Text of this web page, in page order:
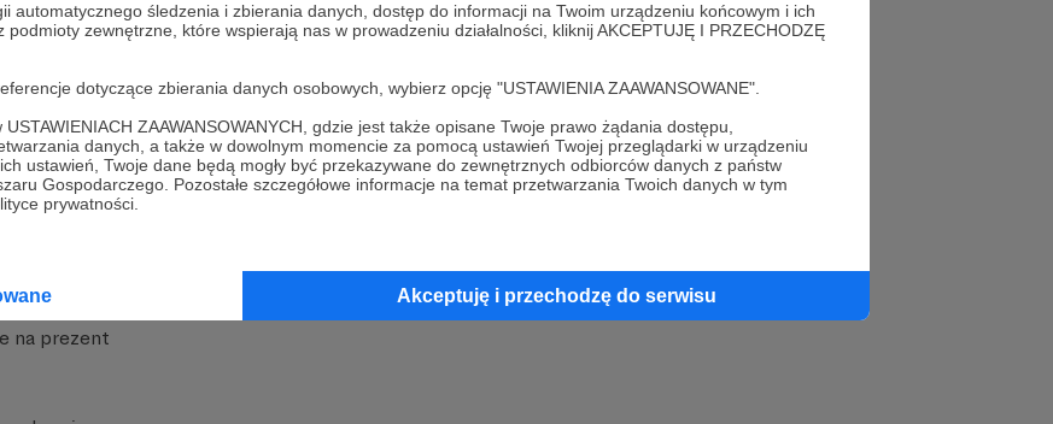
automatycznego śledzenia i zbierania danych, dostęp do informacji na Twoim urządzeniu końcowym i ich
zewnętrzne, które wspierają nas w prowadzeniu działalności, kliknij AKCEPTUJĘ I PRZECHODZĘ
dotyczące zbierania danych osobowych, wybierz opcję "USTAWIENIA ZAAWANSOWANE".
ZAAWANSOWANYCH, gdzie jest także opisane Twoje prawo żądania dostępu,
danych, a także w dowolnym momencie za pomocą ustawień Twojej przeglądarki w urządzeniu
ustawień, Twoje dane będą mogły być przekazywane do zewnętrznych odbiorców danych z państw
Gospodarczego. Pozostałe szczegółowe informacje na temat przetwarzania Twoich danych w tym
prywatności.
Akceptuję i przechodzę do serwisu
na prezent
MCN Patronite
Suppi.pl
FAQ
Kontakt z zespołem Patronite